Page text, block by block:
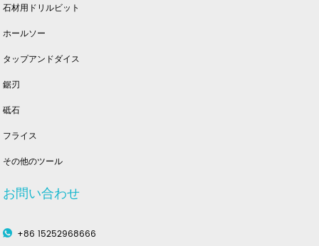
石材用ドリルビット
ホールソー
タップアンドダイス
鋸刃
砥石
フライス
その他のツール
お問い合わせ
+86 15252968666